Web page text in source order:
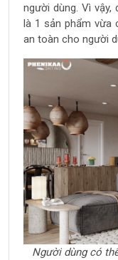
người dùng. Vì vậy,
là 1 sản phẩm vừa
an toàn cho người
Người dùng có